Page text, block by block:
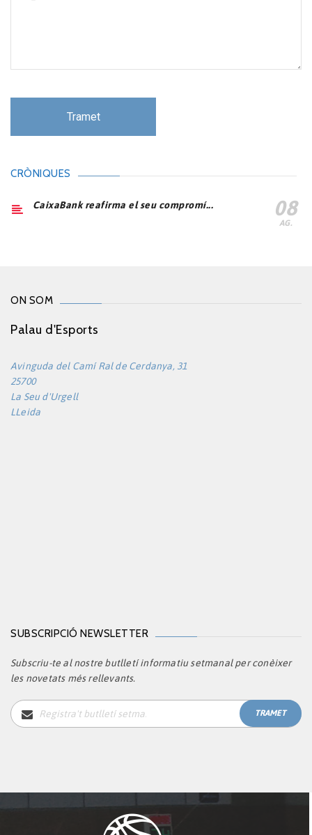
CRÒNIQUES
CaixaBank reafirma el seu compromí... 08
AG.
ON SOM
Palau d'Esports
Avinguda del Camí Ral de Cerdanya, 31
25700
La Seu d'Urgell
LLeida
SUBSCRIPCIÓ NEWSLETTER
Subscriu-te al nostre butlletí informatiu setmanal per conèixer
les novetats més rellevants.